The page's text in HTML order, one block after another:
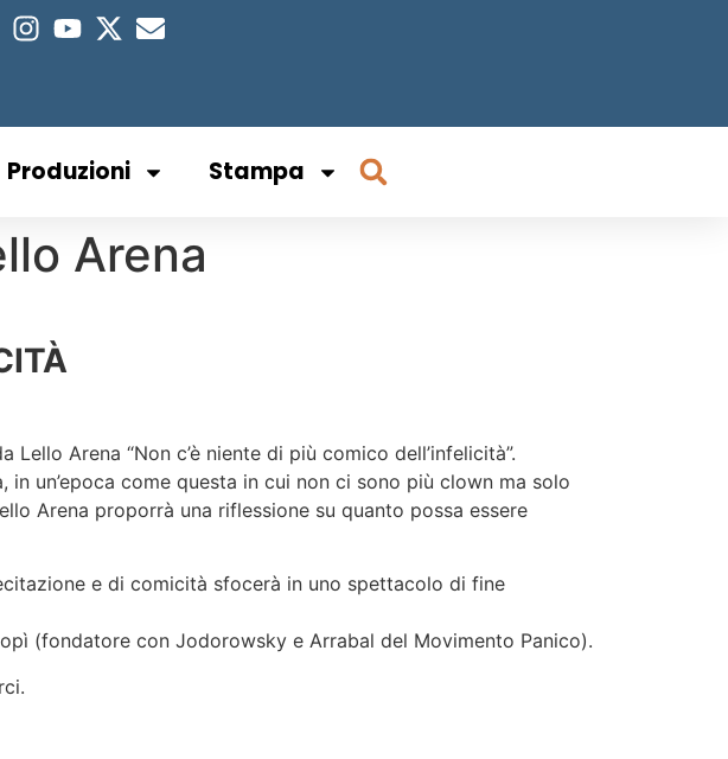
Produzioni Stampa
Arena
Arena “Non c’è niente di più comico dell’infelicità”.
un’epoca come questa in cui non ci sono più clown ma solo
Arena proporrà una riflessione su quanto possa essere
e di comicità sfocerà in uno spettacolo di fine
(fondatore con Jodorowsky e Arrabal del Movimento Panico).